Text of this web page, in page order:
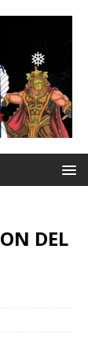
❅
DEL